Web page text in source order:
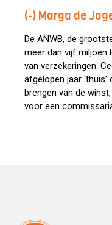
(-) Marga de
De ANWB, de
meer dan vijf miljoen
van verzekeringen.
afgelopen jaar
brengen van de
voor een